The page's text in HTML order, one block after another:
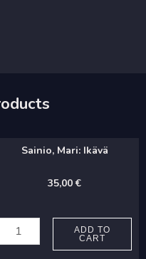
Sainio, Mari: Ikävä
35,00€
Mari:
ADD TO
CART